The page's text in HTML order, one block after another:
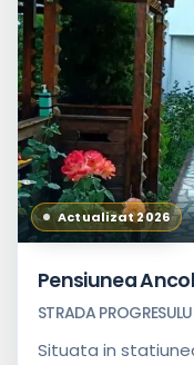
Actualizat 2026
Pensiunea
STRADA
Situata in